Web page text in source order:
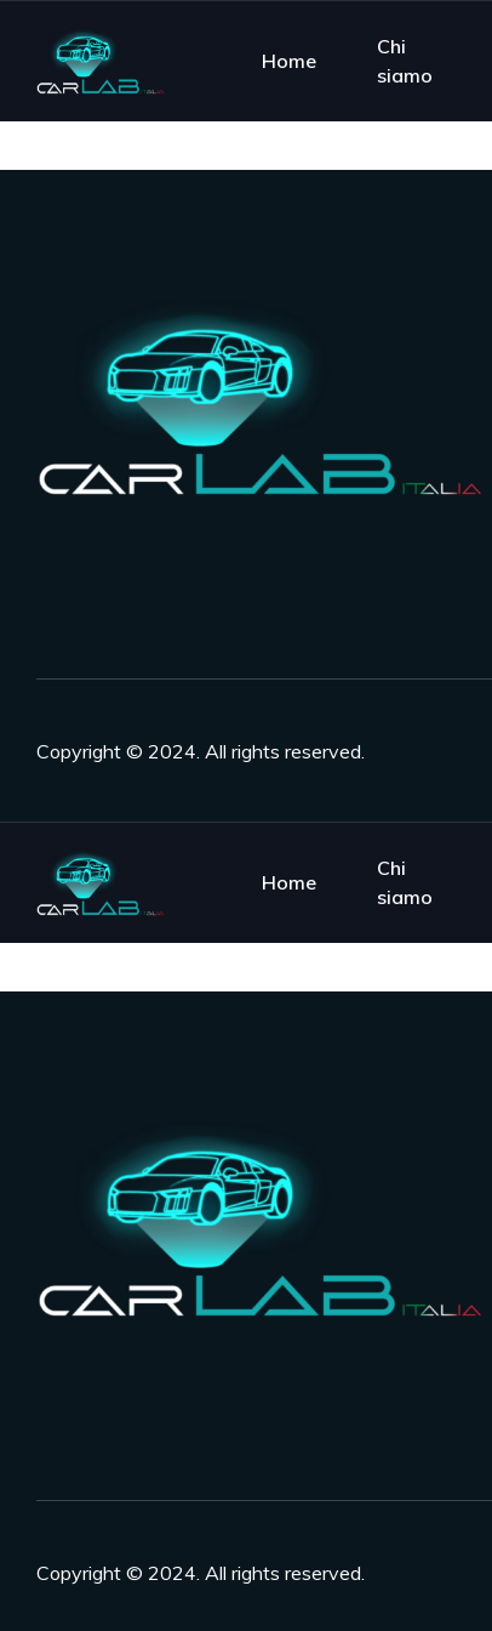
Home
Chi
siamo
Copyright © 2024. All rights reserved.
Home
Chi
siamo
Copyright © 2024. All rights reserved.